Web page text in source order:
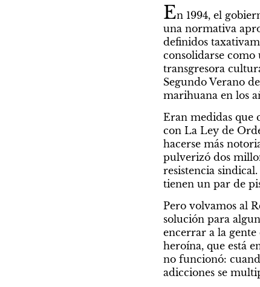
En 1994, el
una normativa
definidos
consolidarse como
transgresora
Segundo Verano
marihuana en los
Eran medidas que
con La Ley de
hacerse más
pulverizó dos
resistencia
tienen un par de
Pero volvamos al
solución para
encerrar a la
heroína, que está
no funcionó:
adicciones se